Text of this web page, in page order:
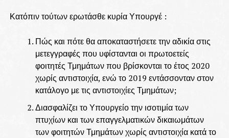
Κατόπιν τούτων ερωτάσθε κυρία Υπουργέ :
Πώς και πότε θα αποκαταστήσετε την αδικία στις
μετεγγραφές που υφίστανται οι πρωτοετείς
φοιτητές Τμημάτων που βρίσκονται το έτος 2020
χωρίς αντιστοιχία, ενώ το 2019 εντάσσονταν στον
κατάλογο με τις αντιστοιχίες Τμημάτων;
Διασφαλίζει το Υπουργείο την ισοτιμία των
πτυχίων και των επαγγελματικών δικαιωμάτων
των φοιτητών Τμημάτων χωρίς αντιστοιχία κατά το